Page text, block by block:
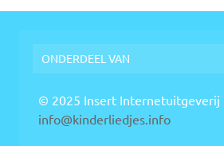
ONDERDEEL VAN
© 2025 Insert Internetuitgeverij
info@kinderliedjes.info